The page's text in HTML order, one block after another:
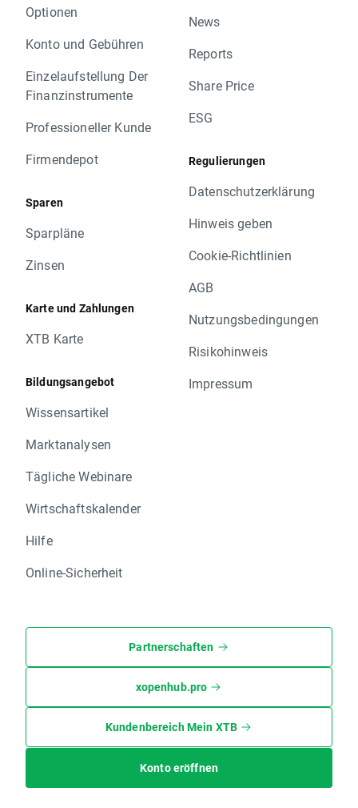
Optionen
Konto und Gebühren
Einzelaufstellung Der
Finanzinstrumente
Professioneller Kunde
Firmendepot
Sparen
Sparpläne
Zinsen
Karte und Zahlungen
XTB Karte
Bildungsangebot
Wissensartikel
Marktanalysen
Tägliche Webinare
Wirtschaftskalender
Hilfe
Online-Sicherheit
News
Reports
Share Price
ESG
Regulierungen
Datenschutzerklärung
Hinweis geben
Cookie-Richtlinien
AGB
Nutzungsbedingungen
Risikohinweis
Impressum
Partnerschaften
xopenhub.pro
Kundenbereich Mein XTB
Konto eröffnen